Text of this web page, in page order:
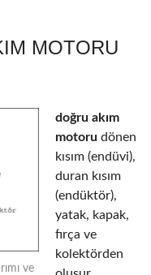
MOTORU
ve
doğru akım
motoru dönen
kısım (endüvi),
duran kısım
(endüktör),
yatak, kapak,
fırça ve
kolektörden